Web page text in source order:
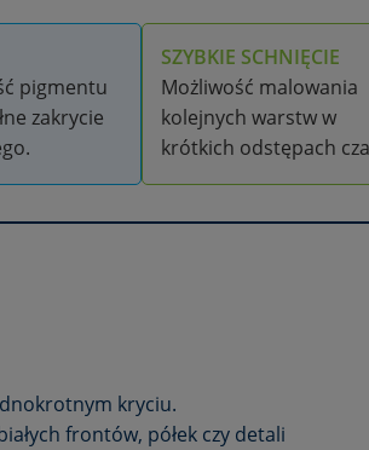
pigmentu
zakrycie
SZYBKIE SCHNIĘCIE
Możliwość malowania
kolejnych warstw w
krótkich odstępach
kryciu.
frontów, półek czy detali